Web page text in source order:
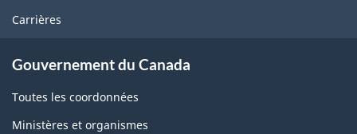
Carrières
Gouvernement du Canada
Toutes les coordonnées
Ministères et organismes